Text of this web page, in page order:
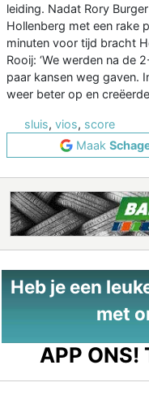
leiding. Nadat Rory
Hollenberg met een rake
minuten voor tijd bracht
Rooij: ‘We werden na de
paar kansen weg gaven.
weer beter op en
sluis, vios, score
Maak
Heb je een
met
APP ONS!